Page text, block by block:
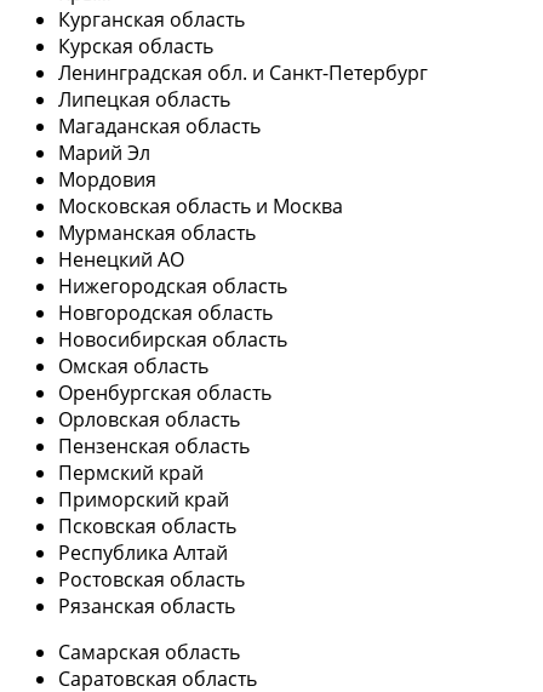
Курганская область
Курская область
Ленинградская обл. и Санкт-Петербург
Липецкая область
Магаданская область
Марий Эл
Мордовия
Московская область и Москва
Мурманская область
Ненецкий АО
Нижегородская область
Новгородская область
Новосибирская область
Омская область
Оренбургская область
Орловская область
Пензенская область
Пермский край
Приморский край
Псковская область
Республика Алтай
Ростовская область
Рязанская область
Самарская область
Саратовская область